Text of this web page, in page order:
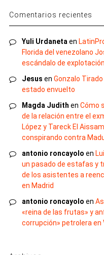
Comentarios recientes
Yuli Urdaneta en
Florida del venezolano
escándalo de
Jesus en Gonzalo
estado envuelto
Magda Judith en Cómo
de la relación entre el
López y Tareck El
conspirando contra
antonio roncayolo en
un pasado de estafas y
de los asistentes a
en Madrid
antonio roncayolo en
«reina de las frutas» y
corrupción» petrolera en